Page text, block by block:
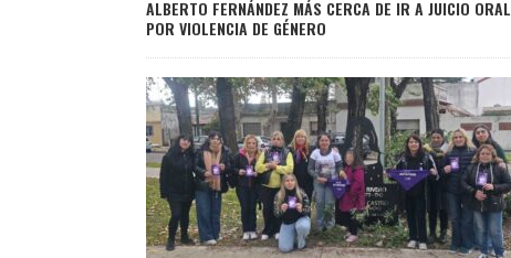
ALBERTO FERNÁNDEZ MÁS CERCA DE IR A JUICIO ORAL
POR VIOLENCIA DE GÉNERO